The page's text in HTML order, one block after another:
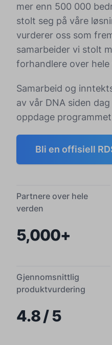
mer enn 500 000
stolt seg på våre
vurderer oss som
samarbeider vi stolt
forhandlere over hele
Samarbeid og
av vår DNA siden
oppdage
Bli en offisiell
Partnere over hele
verden
5,000+
Gjennomsnittlig
produktvurdering
4.8 / 5